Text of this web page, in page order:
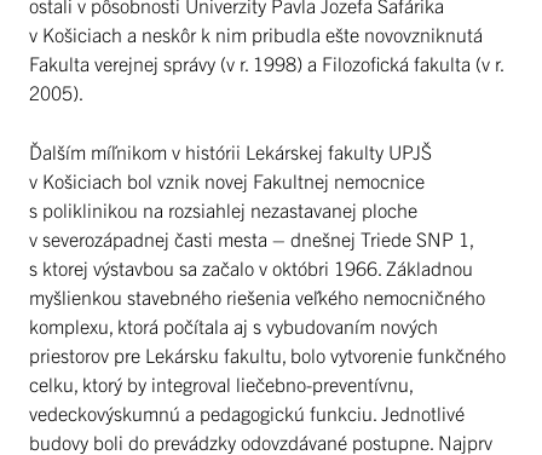
v Košiciach a neskôr k nim pribudla ešte novovzniknutá
Fakulta verejnej správy (v r. 1998) a Filozofická fakulta (v r.
2005).
Ďalším míľnikom v histórii Lekárskej fakulty UPJŠ
v Košiciach bol vznik novej Fakultnej nemocnice
s poliklinikou na rozsiahlej nezastavanej ploche
v severozápadnej časti mesta – dnešnej Triede SNP 1,
s ktorej výstavbou sa začalo v októbri 1966. Základnou
myšlienkou stavebného riešenia veľkého nemocničného
komplexu, ktorá počítala aj s vybudovaním nových
priestorov pre Lekársku fakultu, bolo vytvorenie funkčného
celku, ktorý by integroval liečebno-preventívnu,
vedeckovýskumnú a pedagogickú funkciu. Jednotlivé
budovy boli do prevádzky odovzdávané postupne. Najprv